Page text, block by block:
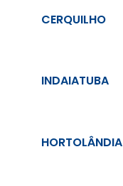
CERQUILHO
INDAIATUBA
HORTOLÂNDIA